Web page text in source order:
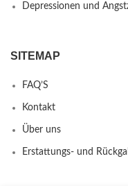
Depressionen und
SITEMAP
FAQ’S
Kontakt
Über uns
Erstattungs- und